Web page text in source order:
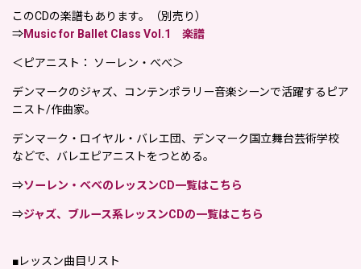
このCDの楽譜もあります。
（別売り）
⇒Music for Ballet Class Vol.1 楽譜
＜ピアニスト： ソーレン・べべ＞
デンマークのジャズ、コンテンポラリー音楽シーンで活躍するピア
ニスト/作曲家。
デンマーク・ロイヤル・バレエ団、デンマーク国立舞台芸術学校
などで、バレエピアニストをつとめる。
⇒ソーレン・べべのレッスンCD一覧はこちら
⇒ジャズ、ブルース系レッスンCDの一覧はこちら
■レッスン曲目リスト